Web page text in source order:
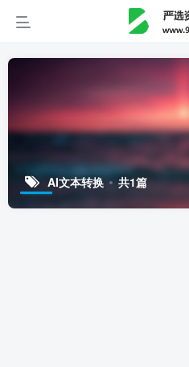
AI文本转换 共1篇